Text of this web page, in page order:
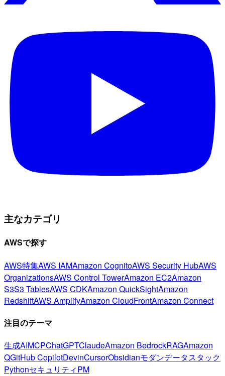
主なカテゴリ
AWSで探す
AWS特集AWS IAMAmazon CognitoAWS Security HubAWS
OrganizationsAWS Control TowerAmazon EC2Amazon
S3S3 TablesAWS CDKAmazon QuickSightAmazon
RedshiftAWS AmplifyAmazon CloudFrontAmazon Connect
注目のテーマ
生成AIMCPChatGPTClaudeAmazon BedrockRAGAmazon
QGitHub CopilotDevinCursorObsidianモダンデータスタック
PythonセキュリティPM